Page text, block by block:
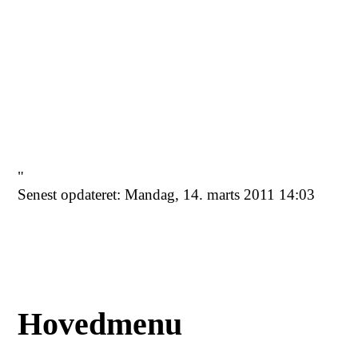
"
Senest opdateret: Mandag, 14. marts 2011 14:03
Hovedmenu